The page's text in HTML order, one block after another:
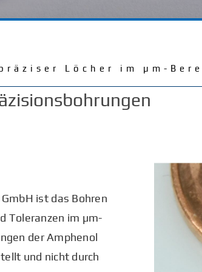
Löcher im µm-
ist das Bohren
Toleranzen im µm-
der Amphenol
und nicht durch